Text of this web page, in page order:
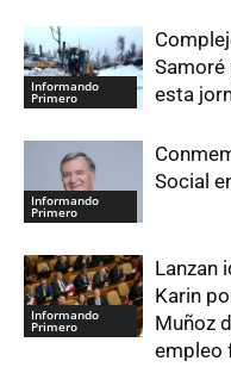
Informando
Primero
Samoré
esta
Informando
Primero
Social
Informando
Primero
Lanzan
Karin
Muñoz
empleo